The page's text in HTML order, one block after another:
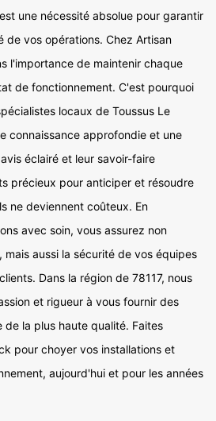
une nécessité absolue pour garantir
de vos opérations. Chez Artisan
l'importance de maintenir chaque
de fonctionnement. C'est pourquoi
locaux de Toussus Le
connaissance approfondie et une
éclairé et leur savoir-faire
précieux pour anticiper et résoudre
ne deviennent coûteux. En
avec soin, vous assurez non
mais aussi la sécurité de vos équipes
Dans la région de 78117, nous
et rigueur à vous fournir des
de la plus haute qualité. Faites
pour choyer vos installations et
aujourd'hui et pour les années